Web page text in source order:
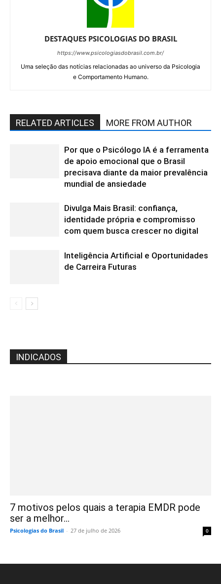
DESTAQUES PSICOLOGIAS DO BRASIL
https://www.psicologiasdobrasil.com.br/
Uma seleção das notícias relacionadas ao universo da Psicologia
e Comportamento Humano.
RELATED ARTICLES MORE FROM AUTHOR
Por que o Psicólogo IA é a ferramenta
de apoio emocional que o Brasil
precisava diante da maior prevalência
mundial de ansiedade
Divulga Mais Brasil: confiança,
identidade própria e compromisso
com quem busca crescer no digital
Inteligência Artificial e Oportunidades
de Carreira Futuras
INDICADOS
7 motivos pelos quais a terapia EMDR pode
ser a melhor...
Psicologias do Brasil - 27 de julho de 2026 0